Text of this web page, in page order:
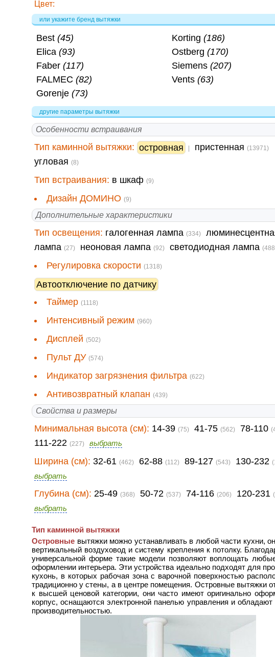
Цвет:
или укажите бренд вытяжки
Best(45)
Elica(93)
Faber(117)
FALMEC(82)
Gorenje(73)
Korting(186)
Ostberg(170)
Siemens(207)
Vents(63)
другие параметры вытяжки
Особенности встраивания
Тип каминной вытяжки: островная пристенная (13971)
угловая (8)
Тип встраивания: в шкаф (9)
Дизайн ДОМИНО (9)
Дополнительные характеристики
Тип освещения: галогенная лампа (334)
лампа (27) неоновая лампа (92) светодиодная лампа
Регулировка скорости (1318)
Автоотключение по датчику
Таймер (1118)
Интенсивный режим (960)
Дисплей (502)
Пульт ДУ (574)
Индикатор загрязнения фильтра (622)
Антивозвратный клапан (439)
Свойства и размеры
Минимальная высота (см): 14-39 (75) 41-75 (562) 78-110
111-222 (227) выбрать
Ширина (см): 32-61 (462) 62-88 (112) 89-127 (543) 130-232
выбрать
Глубина (см): 25-49 (368) 50-72 (537) 74-116 (206) 120-231
выбрать
Тип каминной вытяжки
Островные вытяжки можно устанавливать в любой части кухни,
вертикальный воздуховод и систему крепления к потолку.
универсальной форме такие модели позволяют воплощать
оформлении интерьера. Эти устройства идеально подходят для
кухонь, в которых рабочая зона с варочной поверхностью
традиционно у стены, а в центре помещения. Островные вытяжки
к высшей ценовой категории, они часто имеют оригинально
корпус, оснащаются электронной панелью управления и обладают
производительностью.